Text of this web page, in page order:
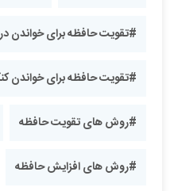
#تقویت حافظه برای خواندن
#تقویت حافظه برای خواندن
#روش های تقویت حافظه
#روش های افزایش حافظه